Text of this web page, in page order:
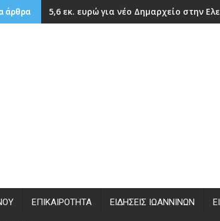
άρθρα 5,6 εκ. ευρώ για νέο Δημαρχείο στην
ΕΠΙΚΑΙΡΌΤΗΤΑ ΕΙΔΉΣΕΙΣ ΙΩΑΝΝΊΝΩΝ